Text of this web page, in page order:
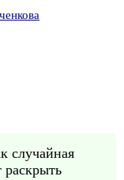
случайная
раскрыть